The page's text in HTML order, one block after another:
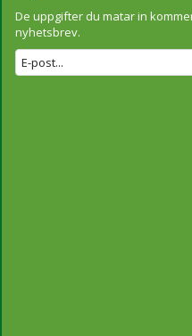
De uppgifter du matar in
nyhetsbrev.